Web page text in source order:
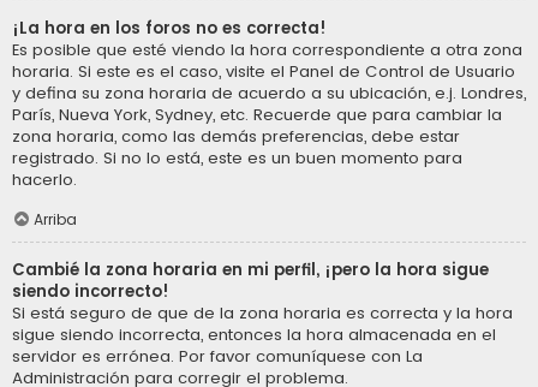
¡La hora en los foros no es correcta!
Es posible que esté viendo la hora correspondiente a otra zona
horaria. Si este es el caso, visite el Panel de Control de Usuario
y defina su zona horaria de acuerdo a su ubicación, e.j. Londres,
París, Nueva York, Sydney, etc. Recuerde que para cambiar la
zona horaria, como las demás preferencias, debe estar
registrado. Si no lo está, este es un buen momento para
hacerlo.
Arriba
Cambié la zona horaria en mi perfil, ¡pero la hora sigue
siendo incorrecto!
Si está seguro de que de la zona horaria es correcta y la hora
sigue siendo incorrecta, entonces la hora almacenada en el
servidor es errónea. Por favor comuníquese con La
Administración para corregir el problema.